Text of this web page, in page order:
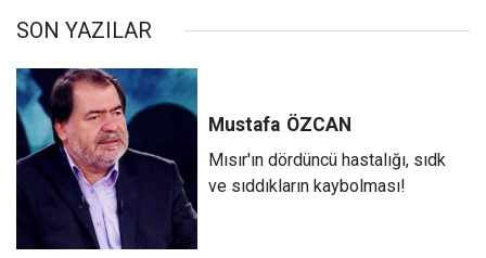
SON YAZILAR
Mustafa ÖZCAN
Mısır'ın dördüncü hastalığı, sıdk
ve sıddıkların kaybolması!